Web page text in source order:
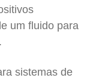
um fluido para
sistemas de